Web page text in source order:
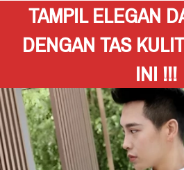
TAMPIL ELEGAN
DENGAN TAS
INI !!!